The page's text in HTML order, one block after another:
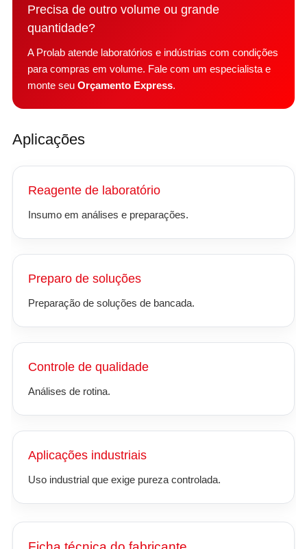
Precisa de outro volume ou grande
quantidade?
A Prolab atende laboratórios e indústrias com condições
para compras em volume. Fale com um especialista e
monte seu Orçamento Express.
Aplicações
Reagente de laboratório
Insumo em análises e preparações.
Preparo de soluções
Preparação de soluções de bancada.
Controle de qualidade
Análises de rotina.
Aplicações industriais
Uso industrial que exige pureza controlada.